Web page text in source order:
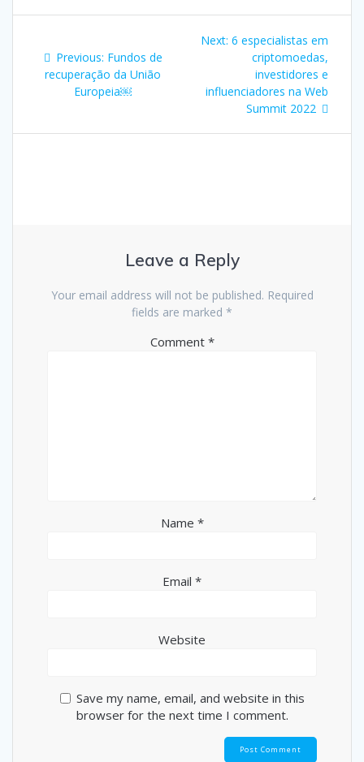
Previous: Fundos de
recuperação da União
Europeia￼
Next: 6 especialistas em
criptomoedas,
investidores e
influenciadores na Web
Summit 2022
Leave a Reply
Your email address will not be published. Required
fields are marked *
Comment *
Name *
Email *
Website
Save my name, email, and website in this
browser for the next time I comment.